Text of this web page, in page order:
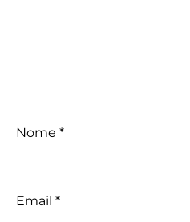
Nome *
Email *